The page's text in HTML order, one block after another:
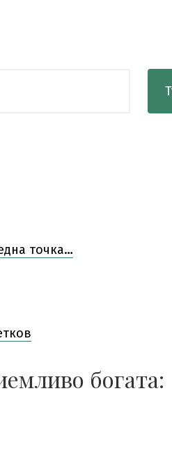
точка…
богата: